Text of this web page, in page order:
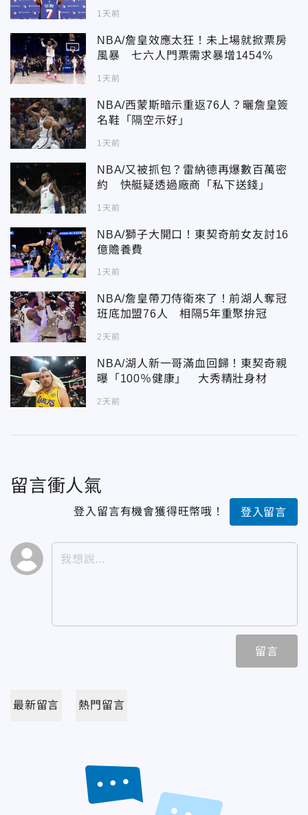
1天前
NBA/詹皇效應太狂！未上場就掀票房
風暴 七六人門票需求暴增1454%
1天前
NBA/西蒙斯暗示重返76人？曬詹皇簽
名鞋「隔空示好」
1天前
NBA/又被抓包？雷納德再爆數百萬密
約 快艇疑透過廠商「私下送錢」
1天前
NBA/獅子大開口！東契奇前女友討16
億贍養費
1天前
NBA/詹皇帶刀侍衛來了！前湖人奪冠
班底加盟76人 相隔5年重聚拚冠
2天前
NBA/湖人新一哥滿血回歸！東契奇親
曝「100％健康」 大秀精壯身材
2天前
留言衝人氣
登入留言有機會獲得旺幣哦！ 登入留言
留言
最新留言 熱門留言